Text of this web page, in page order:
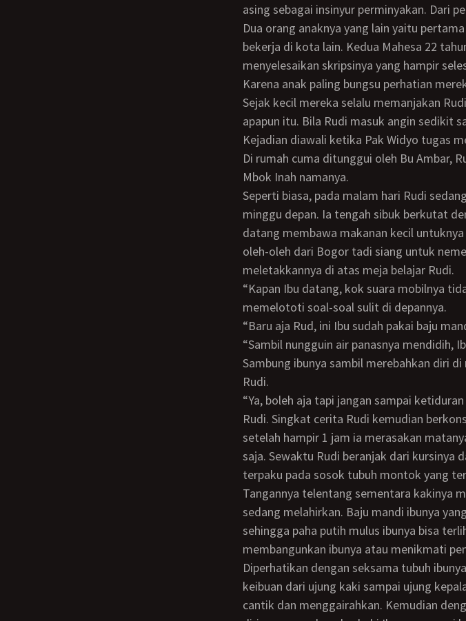
asing sebagai insinyur perminyakan. Dari
Dua orang anaknya yang lain yaitu
bekerja di kota lain. Kedua Mahesa 22
menyelesaikan skripsinya yang hampir
Karena anak paling bungsu perhatian mereka terhadap Rudi sangatlah berlebihan.
Sejak kecil mereka selalu memanjakan
apapun itu. Bila Rudi masuk angin sedikit
Kejadian diawali ketika Pak Widyo tugas meninjau ladang minyak baru di lepas pantai.
Di rumah cuma ditunggui oleh Bu Ambar,
Mbok Inah namanya.
Seperti biasa, pada malam hari Rudi sedang belajar untuk menghadapi Ujian Nasional
minggu depan. Ia tengah sibuk berkutat
datang membawa makanan kecil
oleh-oleh dari Bogor tadi siang untuk
meletakkannya di atas meja belajar Rudi.
“Kapan Ibu datang, kok suara mobilnya tidak kedengaran?” Tanya Rudi sambil tetap
memelototi soal-soal sulit di depannya.
“Baru aja Rud, ini Ibu sudah pakai baju
“Sambil nungguin air panasnya mendidih, Ibu mau baca majalah dulu di kamarmu”.
Sambung ibunya sambil merebahkan diri
Rudi.
“Ya, boleh aja tapi jangan sampai ketiduran nanti malah nggak jadi mandi”. Timpal
Rudi. Singkat cerita Rudi kemudian
setelah hampir 1 jam ia merasakan
saja. Sewaktu Rudi beranjak dari kursinya
terpaku pada sosok tubuh montok yang
Tangannya telentang sementara kakinya mengangkang lebar seperti orang yang
sedang melahirkan. Baju mandi ibunya
sehingga paha putih mulus ibunya bisa
membangunkan ibunya atau menikmati
Diperhatikan dengan seksama tubuh ibunya yang montok dan wajahnya yang ayu
keibuan dari ujung kaki sampai ujung
cantik dan menggairahkan. Kemudian